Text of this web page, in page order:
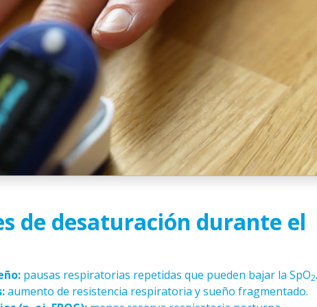
de desaturación durante el
pausas respiratorias repetidas que pueden bajar la SpO2.
aumento de resistencia respiratoria y sueño fragmentado.